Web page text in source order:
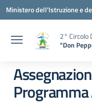
Vai ai contenuti
Vai al menu di navigazione
Vai al footer
Ministero dell'Istruzione e
2° Circolo
"Don